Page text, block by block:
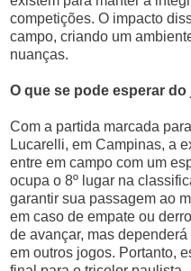
competições. O impacto
campo, criando um
nuanças.
O que se pode esperar do
Com a partida marcada
Lucarelli, em Campinas, a
entre em campo com um
ocupa o 8º lugar na
garantir sua passagem ao
em caso de empate ou
de avançar, mas
em outros jogos. Portanto,